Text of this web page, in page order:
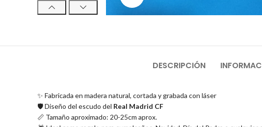
DESCRIPCIÓN
✨ Fabricada en madera natural, cortada y grabada con láser
🛡️ Diseño del escudo del Real Madrid CF
📏 Tamaño aproximado: 20-25cm aprox.